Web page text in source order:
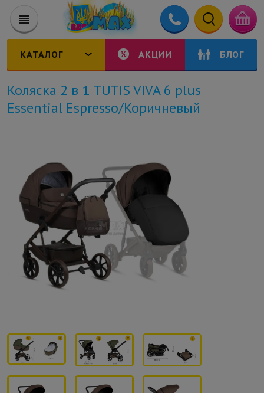
КАТАЛОГ АКЦИИ БЛОГ
Коляска 2 в 1 TUTIS VIVA 6 plus
Essential Espresso/Коричневый